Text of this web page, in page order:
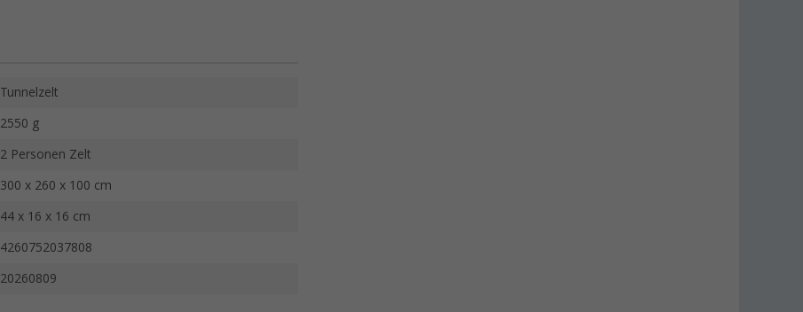
Tunnelzelt
2550 g
2 Personen Zelt
300 x 260 x 100 cm
44 x 16 x 16 cm
4260752037808
20260809